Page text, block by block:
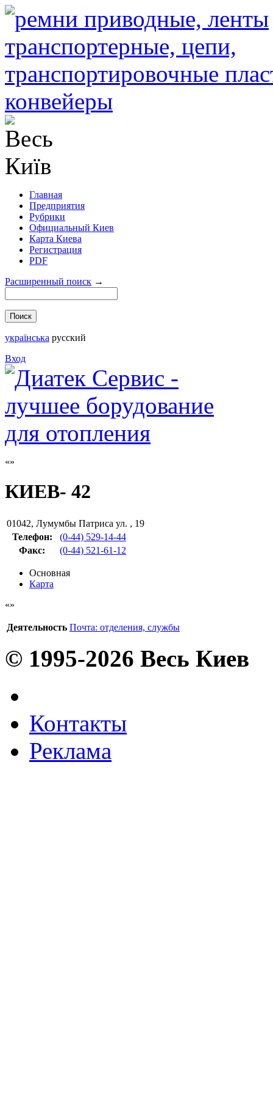
Главная
Предприятия
Рубрики
Официальный Киев
Карта Киева
Регистрация
PDF
Расширенный поиск →
українська русский
Вход
КИЕВ- 42
01042, Лумумбы Патриса ул. , 19
Телефон:
(0-44) 529-14-44
Факс: (0-44) 521-61-12
Основная
Карта
Деятельность Почта: отделения, службы
© 1995-2026 Весь Киев
Контакты
Реклама